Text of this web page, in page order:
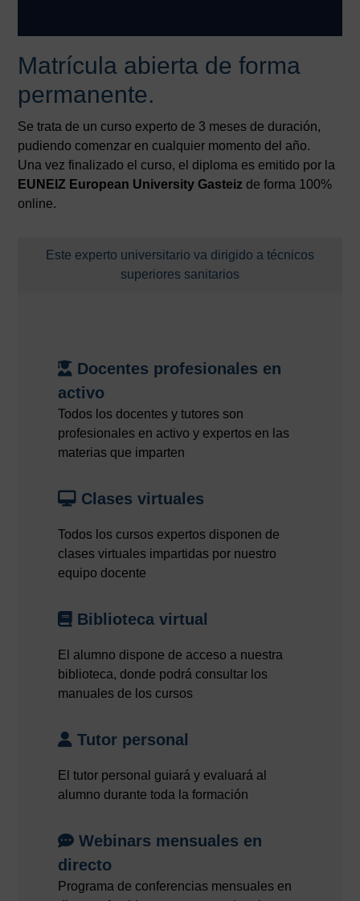
Matrícula abierta de forma
permanente.
Se trata de un curso experto de 3 meses de duración,
pudiendo comenzar en cualquier momento del año.
Una vez finalizado el curso, el diploma es emitido por la
EUNEIZ European University Gasteiz de forma 100%
online.
Este experto universitario va dirigido a técnicos
superiores sanitarios
Docentes profesionales en
activo
Todos los docentes y tutores son
profesionales en activo y expertos en las
materias que imparten
Clases virtuales
Todos los cursos expertos disponen de
clases virtuales impartidas por nuestro
equipo docente
Biblioteca virtual
El alumno dispone de acceso a nuestra
biblioteca, donde podrá consultar los
manuales de los cursos
Tutor personal
El tutor personal guiará y evaluará al
alumno durante toda la formación
Webinars mensuales en
directo
Programa de conferencias mensuales en